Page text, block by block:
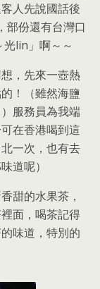
人先說國話後
部份還有台灣口
lin」啊～～
，先來一壺熱
！（雖然海鹽
服務員為我端
在香港喝到這
一次，也有去
道呢）
甜的水果茶，
面，喝茶記得
味道，特別的